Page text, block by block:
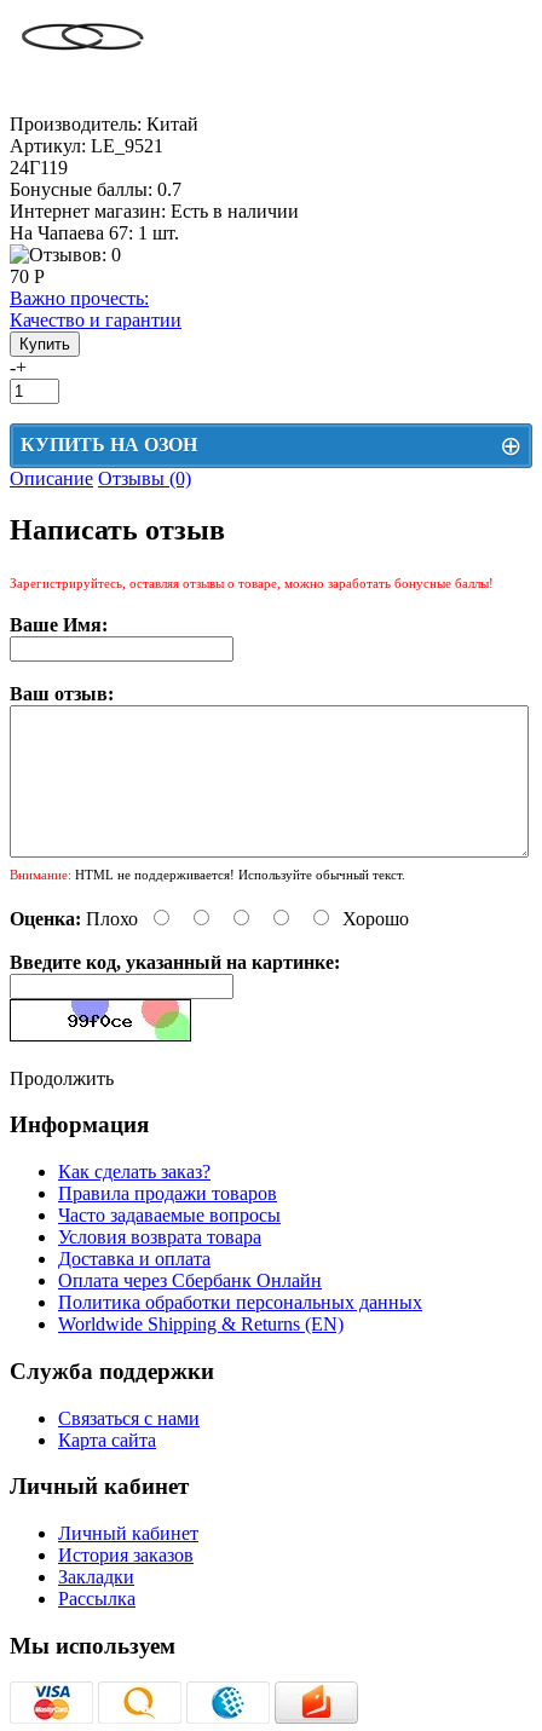
Производитель: Китай
Артикул: LE_9521
24Г119
Бонусные баллы: 0.7
Интернет магазин: Есть в наличии
На Чапаева 67: 1 шт.
70 Р
Важно прочесть:
Качество и гарантии
-+
КУПИТЬ НА ОЗОН ⊕
Цена на Озон включает доставку, упаковку и комиссии маркетплейса
Этот товар можно приобрести на Озон. Для перехода в маркетплейс
КУПИТЬ НА ОЗОН
Описание Отзывы (0)
Написать отзыв
Зарегистрируйтесь, оставляя отзывы о товаре, можно заработать бонусные баллы!
Ваше Имя:
Ваш отзыв:
Внимание: HTML не поддерживается! Используйте обычный текст.
Оценка: Плохо Хорошо
Введите код, указанный на картинке:
Продолжить
Информация
Как сделать заказ?
Правила продажи товаров
Часто задаваемые вопросы
Условия возврата товара
Доставка и оплата
Оплата через Сбербанк Онлайн
Политика обработки персональных данных
Worldwide Shipping & Returns (EN)
Служба поддержки
Связаться с нами
Карта сайта
Личный кабинет
Личный кабинет
История заказов
Закладки
Рассылка
Мы используем